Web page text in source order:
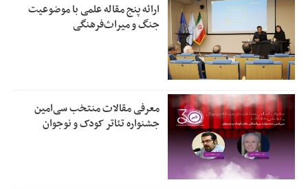
ارائه پنج مقاله علمی با موضوعیت
جنگ و میراث‌فرهنگی
معرفی مقالات منتخب سی‌امین
جشنواره تئاتر کودک و نوجوان